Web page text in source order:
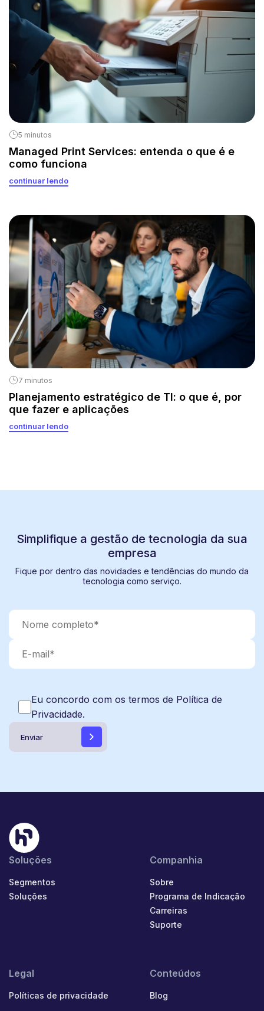
5 minutos
Managed Print Services: entenda o que é e
como funciona
continuar lendo
7 minutos
Planejamento estratégico de TI: o que é, por
que fazer e aplicações
continuar lendo
Simplifique a gestão de tecnologia da sua
empresa
Fique por dentro das novidades e tendências do mundo da
tecnologia como serviço.
Eu concordo com os termos de Política de
Privacidade.
Soluções
Segmentos
Soluções
Companhia
Sobre
Programa de Indicação
Carreiras
Suporte
Legal
Políticas de privacidade
Conteúdos
Blog